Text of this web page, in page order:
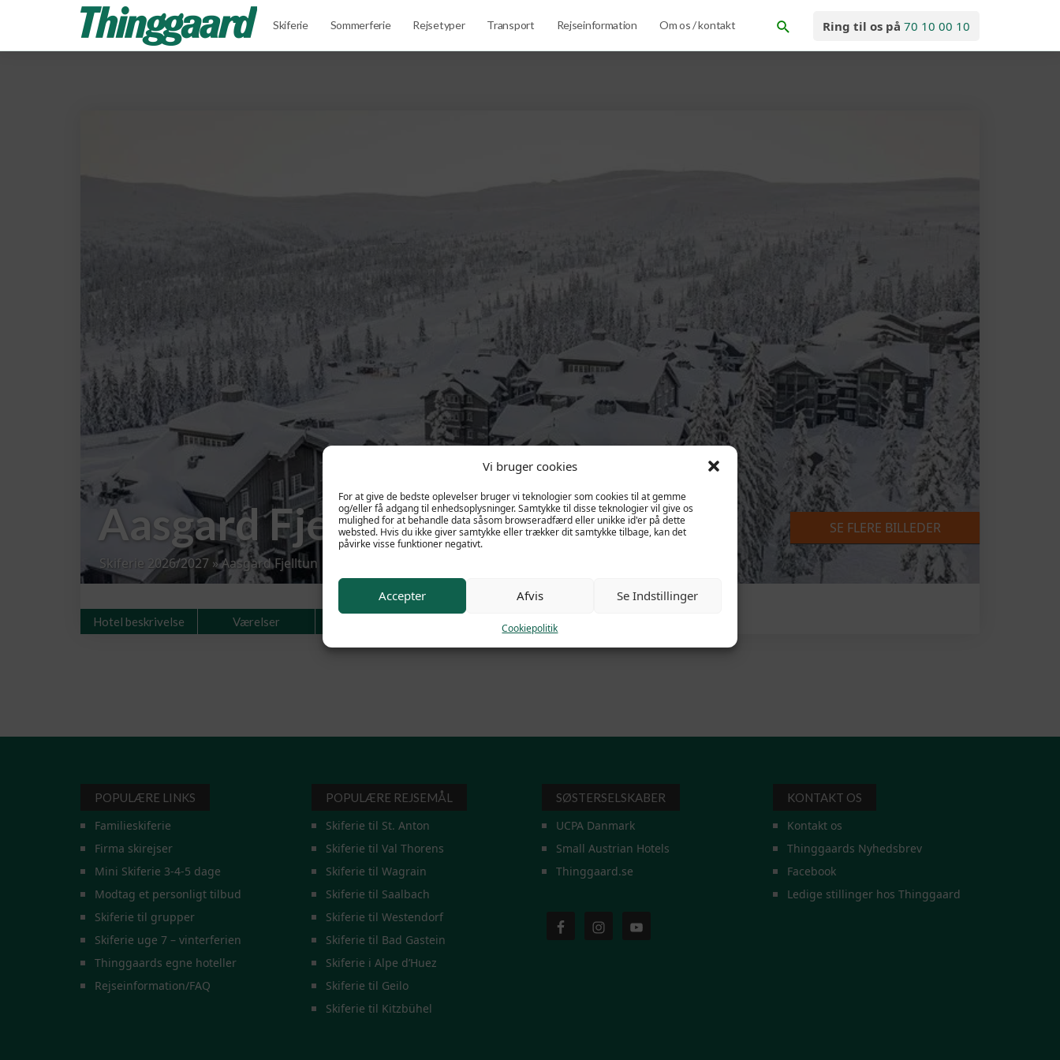
Vi bruger cookies
For at give de bedste oplevelser bruger vi teknologier som cookies til at gemme
og/eller få adgang til enhedsoplysninger. Samtykke til disse teknologier vil give os
mulighed for at behandle data såsom browseradfærd eller unikke id'er på dette
websted. Hvis du ikke giver samtykke eller trækker dit samtykke tilbage, kan det
påvirke visse funktioner negativt.
Accepter Afvis Se Indstillinger
Cookiepolitik
Skiferie Sommerferie Rejsetyper Transport Rejseinformation Om os / kontakt Ring til os på 70 10 00 10
Aasgard Fjelltun SE FLERE BILLEDER
Skiferie 2026/2027 »Aasgard Fjelltun
Hotel beskrivelse Værelser Beliggenhed
POPULÆRE LINKS
Familieskiferie
Firma skirejser
Mini Skiferie 3-4-5 dage
Modtag et personligt tilbud
Skiferie til grupper
Skiferie uge 7 – vinterferien
Thinggaards egne hoteller
Rejseinformation/FAQ
POPULÆRE REJSEMÅL
Skiferie til St. Anton
Skiferie til Val Thorens
Skiferie til Wagrain
Skiferie til Saalbach
Skiferie til Westendorf
Skiferie til Bad Gastein
Skiferie i Alpe d’Huez
Skiferie til Geilo
Skiferie til Kitzbühel
SØSTERSELSKABER
UCPA Danmark
Small Austrian Hotels
Thinggaard.se
KONTAKT OS
Kontakt os
Thinggaards Nyhedsbrev
Facebook
Ledige stillinger hos Thinggaard